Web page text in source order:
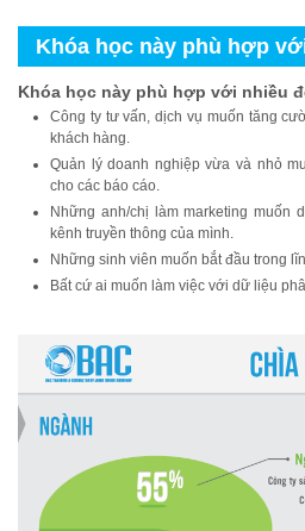
Khóa học này phù hợp
Khóa học này phù hợp với nhiều
Công ty tư vấn, dịch vụ muốn tăng
khách hàng.
Quản lý doanh nghiệp vừa và nhỏ
cho các báo cáo.
Những anh/chị làm marketing muốn
kênh truyền thông của mình.
Những sinh viên muốn bắt đầu trong
Bất cứ ai muốn làm việc với dữ liệu